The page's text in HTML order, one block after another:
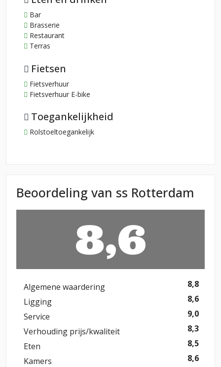
Bar
Brasserie
Restaurant
Terras
Fietsen
Fietsverhuur
Fietsverhuur E-bike
Toegankelijkheid
Rolstoeltoegankelijk
Beoordeling van ss Rotterdam
8,6
Algemene waardering
8,8
Ligging
8,6
Service
9,0
Verhouding prijs/kwaliteit
8,3
Eten
8,5
Kamers
8,6